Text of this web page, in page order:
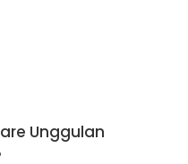
Unggulan